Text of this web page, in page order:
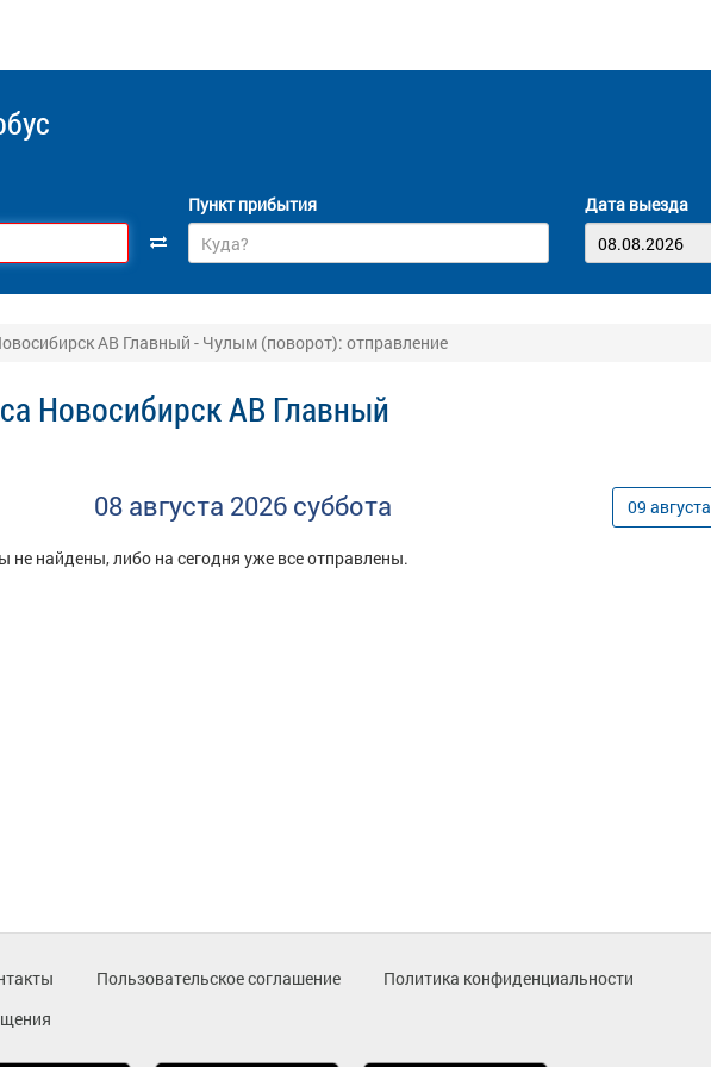
Пункт прибытия Дата выезда
АВ Главный - Чулым (поворот): отправление
Новосибирск АВ Главный
08 августа 2026 суббота 09 августа
найдены, либо на сегодня уже все отправлены.
Пользовательское соглашение
Политика конфиденциальности